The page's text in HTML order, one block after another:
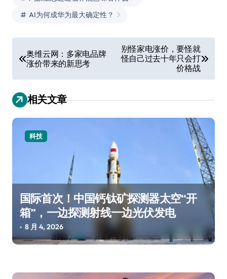
AI为何成华为最大确定性？
章
导
航
奥维云网：多家电品牌
涨价带来的新思考
别怪家电涨价，要怪就
怪自己过去十年只会打
价格战
相关文章
科技
国际首次！中国钙钛矿探测器太空“开
箱”，一边探测射线一边光伏发电
8 月 4, 2026